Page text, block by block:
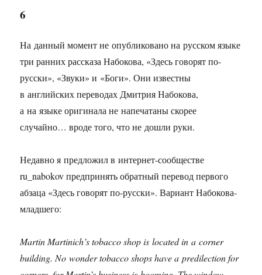
6
На данный момент не опубликовано на русском языке
три ранних рассказа Набокова, «Здесь говорят по-
русски», «Звуки» и «Боги». Они известны
в английских переводах Дмитрия Набокова,
а на языке оригинала не напечатаны скорее
случайно… вроде того, что не дошли руки.
Недавно я предложил в интернет-сообществе
ru_nabokov предпринять обратный перевод первого
абзаца «Здесь говорят по-русски». Вариант Набокова-
младшего:
Martin Martinich’s tobacco shop is located in a corner
building. No wonder tobacco shops have a predilection for